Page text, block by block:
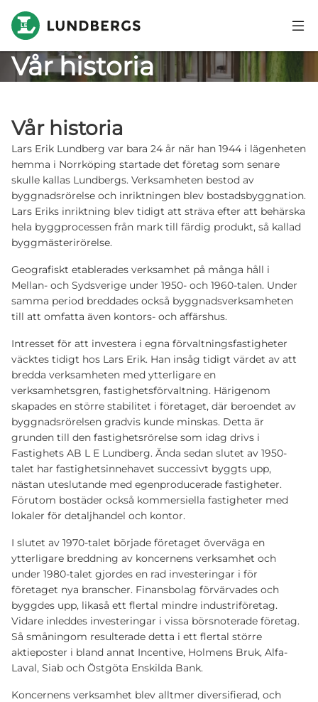
Hoppa till huvudinnehåll
Vår historia
Vår historia
Lars Erik Lundberg var bara 24 år när han 1944 i lägenheten
hemma i Norrköping startade det företag som senare
skulle kallas Lundbergs. Verksamheten bestod av
byggnadsrörelse och inriktningen blev bostadsbyggnation.
Lars Eriks inriktning blev tidigt att sträva efter att behärska
hela byggprocessen från mark till färdig produkt, så kallad
byggmästerirörelse.
Geografiskt etablerades verksamhet på många håll i
Mellan- och Sydsverige under 1950- och 1960-talen. Under
samma period breddades också byggnadsverksamheten
till att omfatta även kontors- och affärshus.
Intresset för att investera i egna förvaltningsfastigheter
väcktes tidigt hos Lars Erik. Han insåg tidigt värdet av att
bredda verksamheten med ytterligare en
verksamhetsgren, fastighetsförvaltning. Härigenom
skapades en större stabilitet i företaget, där beroendet av
byggnadsrörelsen gradvis kunde minskas. Detta är
grunden till den fastighetsrörelse som idag drivs i
Fastighets AB L E Lundberg. Ända sedan slutet av 1950-
talet har fastighetsinnehavet successivt byggts upp,
nästan uteslutande med egenproducerade fastigheter.
Förutom bostäder också kommersiella fastigheter med
lokaler för detaljhandel och kontor.
I slutet av 1970-talet började företaget överväga en
ytterligare breddning av koncernens verksamhet och
under 1980-talet gjordes en rad investeringar i för
företaget nya branscher. Finansbolag förvärvades och
byggdes upp, likaså ett flertal mindre industriföretag.
Vidare inleddes investeringar i vissa börsnoterade företag.
Så småningom resulterade detta i ett flertal större
aktieposter i bland annat Incentive, Holmens Bruk, Alfa-
Laval, Siab och Östgöta Enskilda Bank.
Koncernens verksamhet blev alltmer diversifierad, och